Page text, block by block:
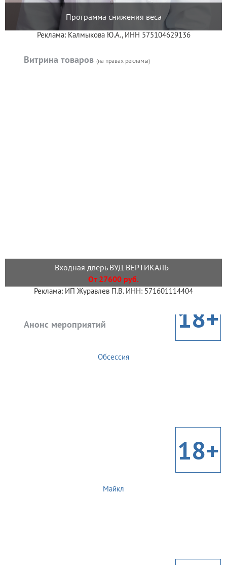
Программа снижения веса
Реклама: Калмыкова Ю.А., ИНН 575104629136
Витрина товаров (на правах рекламы)
Входная дверь ВУД ВЕРТИКАЛЬ
От 27600 руб.
Реклама: ИП Журавлев П.В. ИНН: 571601114404
Анонс мероприятий 18+
Обсессия
18+
Майкл